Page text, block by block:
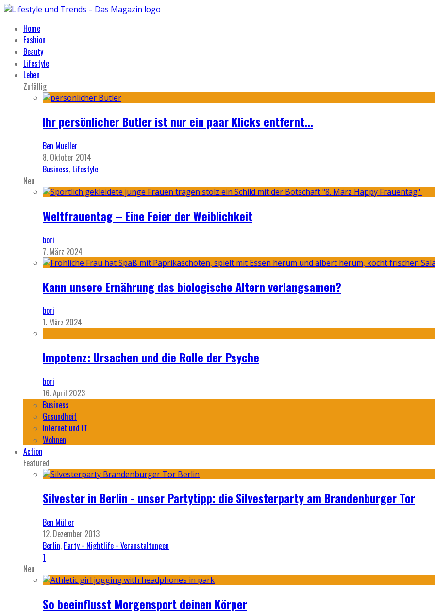
Home
Fashion
Beauty
Lifestyle
Leben
Zufällig
Ihr persönlicher Butler ist nur ein paar Klicks entfernt...
Ben Mueller
8. Oktober 2014
Business, Lifestyle
Neu
Weltfrauentag – Eine Feier der Weiblichkeit
bori
7. März 2024
Kann unsere Ernährung das biologische Altern verlangsamen?
bori
1. März 2024
Impotenz: Ursachen und die Rolle der Psyche
bori
16. April 2023
Business
Gesundheit
Internet und IT
Wohnen
Action
Featured
Silvester in Berlin - unser Partytipp: die Silvesterparty am Brandenburger Tor
Ben Müller
12. Dezember 2013
Berlin, Party - Nightlife - Veranstaltungen
1
Neu
So beeinflusst Morgensport deinen Körper